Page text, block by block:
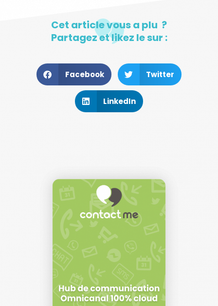
Cet article vous a plu ?
Partagez et likez le sur :
Facebook Twitter
LinkedIn